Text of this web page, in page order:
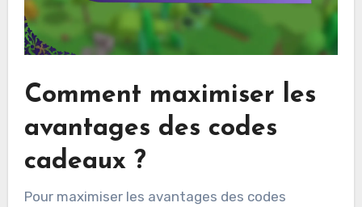
Comment maximiser les
avantages des codes
cadeaux ?
Pour maximiser les avantages des codes